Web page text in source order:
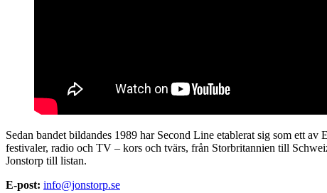
Sedan bandet bildandes 1989 har Second Line etablerat sig som ett
festivaler, radio och TV – kors och tvärs, från Storbritannien till
Jonstorp till listan.
E-post: info@jonstorp.se